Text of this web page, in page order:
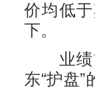
价均低
下。
业绩方
东“护盘